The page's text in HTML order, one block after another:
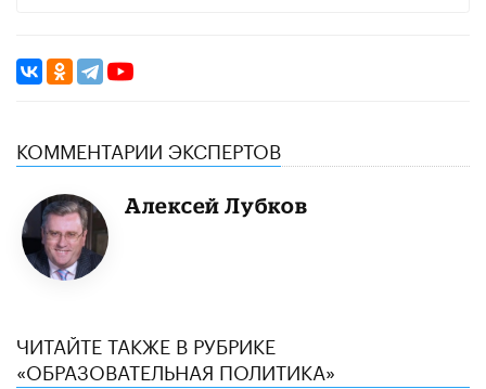
КОММЕНТАРИИ ЭКСПЕРТОВ
Алексей Лубков
ЧИТАЙТЕ ТАКЖЕ В РУБРИКЕ
«ОБРАЗОВАТЕЛЬНАЯ ПОЛИТИКА»